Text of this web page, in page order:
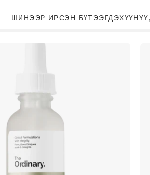
ШИНЭЭР ИРСЭН